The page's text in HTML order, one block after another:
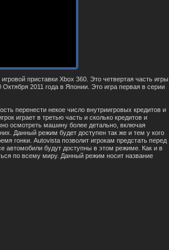
вой приставки Xbox 360. Это четвертая часть игры
Октября 2011 года в Японии. Это игра первая в серии
перенести некое число внутриигровых кредитов и
играет в третью часть и сколько кредитов и
осмотреть машину более детально, включая
Данный режим будет доступен так же и тем у кого
гонки. Autovista позволит игрокам предстать перед
автомобили будут доступны в этом режиме. Как и в
по всему миру. Данный режим носит название